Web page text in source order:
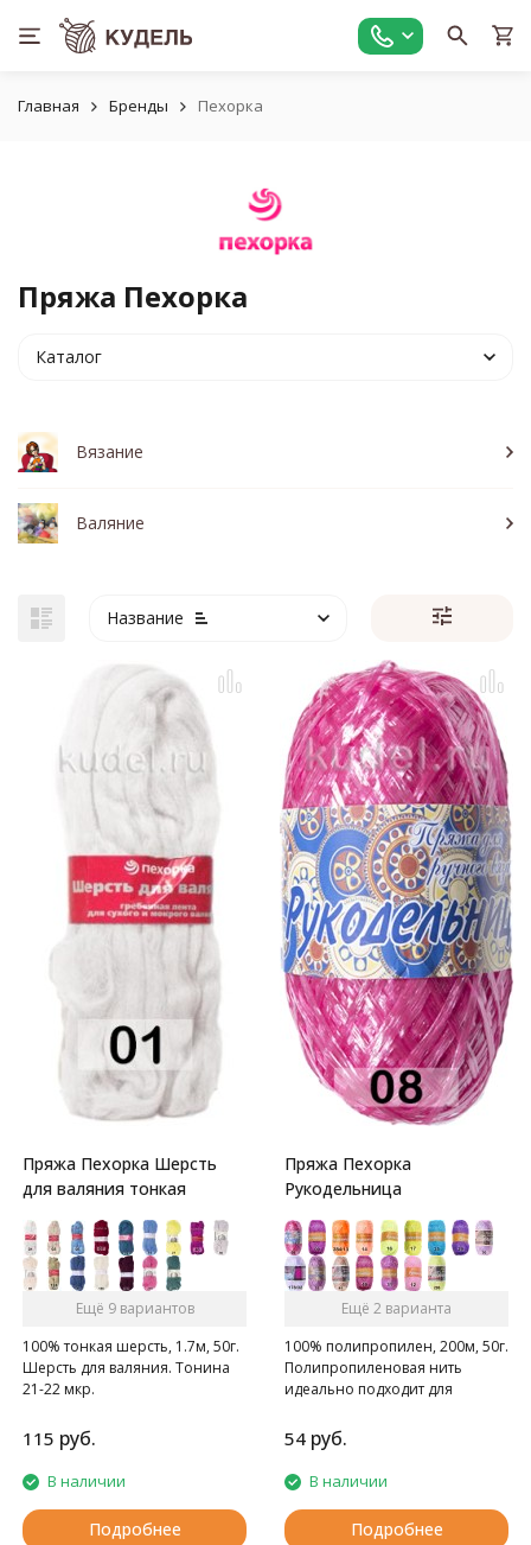
Главная Бренды Пехорка
Пряжа Пехорка
Каталог
Вязание
Валяние
Название
Пряжа Пехорка Шерсть
для валяния тонкая
Ещё 9 вариантов
100% тонкая шерсть, 1.7м, 50г.
Шерсть для валяния. Тонина
21-22 мкр.
115 руб.
В наличии
Подробнее
Пряжа Пехорка
Рукодельница
Ещё 2 варианта
100% полипропилен, 200м, 50г.
Полипропиленовая нить
идеально подходит для
сумок, поясов, искусственных
цветов и любых украшений
54 руб.
В наличии
Подробнее